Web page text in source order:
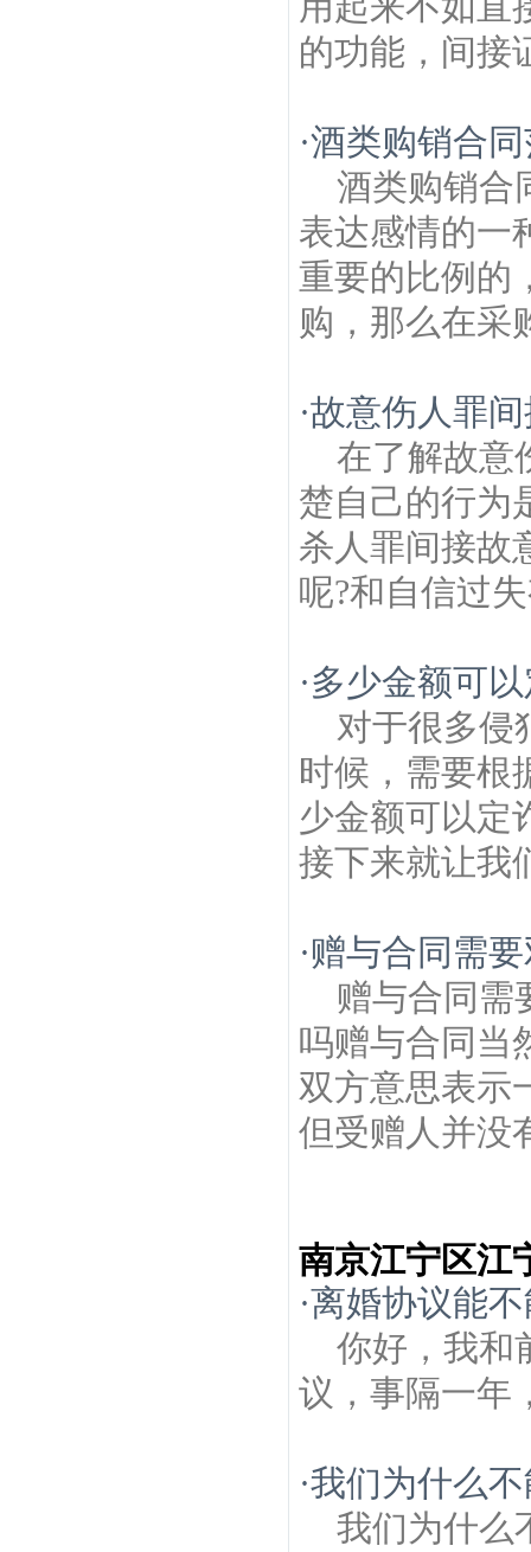
的功能，间接
·酒类购销合
酒类购销合
表达感情的一
重要的比例的
购，那么在采
·故意伤人罪
在了解故意
楚自己的行为
杀人罪间接故
呢?和自信过
·多少金额可
对于很多侵
时候，需要根
少金额可以定
接下来就让我
·赠与合同需
赠与合同需
吗赠与合同当
双方意思表示
但受赠人并没
南京江宁区江
·离婚协议能
你好，我和
议，事隔一年
·我们为什么
我们为什么